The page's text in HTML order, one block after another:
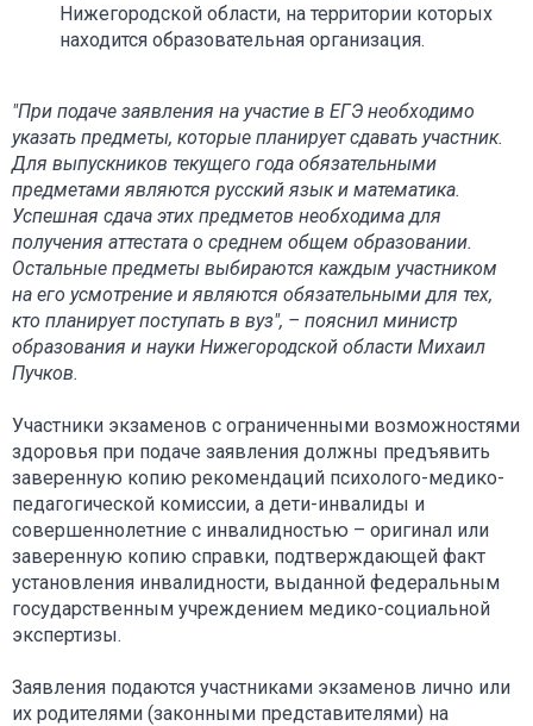
Нижегородской области, на территории которых
находится образовательная организация.
"При подаче заявления на участие в ЕГЭ необходимо
указать предметы, которые планирует сдавать участник.
Для выпускников текущего года обязательными
предметами являются русский язык и математика.
Успешная сдача этих предметов необходима для
получения аттестата о среднем общем образовании.
Остальные предметы выбираются каждым участником
на его усмотрение и являются обязательными для тех,
кто планирует поступать в вуз", – пояснил министр
образования и науки Нижегородской области Михаил
Пучков.
Участники экзаменов с ограниченными возможностями
здоровья при подаче заявления должны предъявить
заверенную копию рекомендаций психолого-медико-
педагогической комиссии, а дети-инвалиды и
совершеннолетние с инвалидностью – оригинал или
заверенную копию справки, подтверждающей факт
установления инвалидности, выданной федеральным
государственным учреждением медико-социальной
экспертизы.
Заявления подаются участниками экзаменов лично или
их родителями (законными представителями) на